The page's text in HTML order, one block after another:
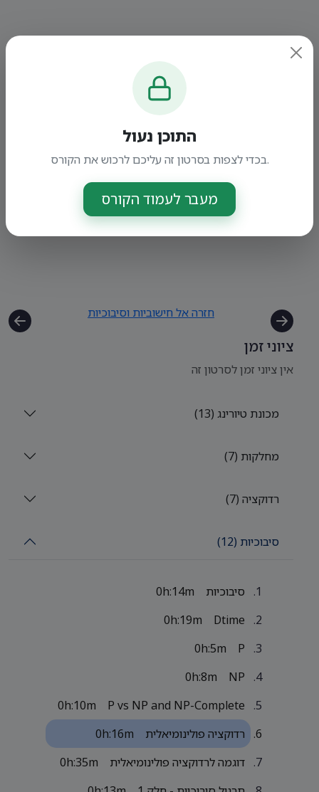
חזרה אל חישוביות וסיבוכיות
ציוני זמן
אין ציוני זמן לסרטון זה
מכונת טיורינג (13)
מחלקות (7)
רדוקציה (7)
סיבוכיות (12)
סיבוכיות
0h:14m
Dtime
0h:19m
P
0h:5m
NP
0h:8m
P vs NP and NP-Complete
0h:10m
רדוקציה פולינומיאלית
0h:16m
דוגמה לרדוקציה פולינומיאלית
0h:35m
התוכן נעול
בכדי לצפות בסרטון זה עליכם לרכוש את הקורס.
מעבר לעמוד הקורס